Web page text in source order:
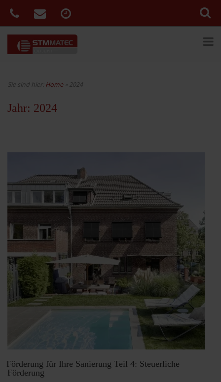
Sie sind hier: Home» 2024
Jahr: 2024
Förderung für Ihre Sanierung Teil 4: Steuerliche
Förderung